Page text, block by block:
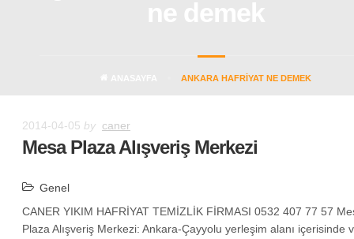
ANKARA HAFRIYAT NE DEMEK
2014-04-05 by caner
Mesa Plaza Alışveriş Merkezi
Genel
CANER YIKIM HAFRİYAT TEMİZLİK FİRMASI 0532 407 77 57
Plaza Alışveriş Merkezi: Ankara-Çayyolu yerleşim alanı içerisinde